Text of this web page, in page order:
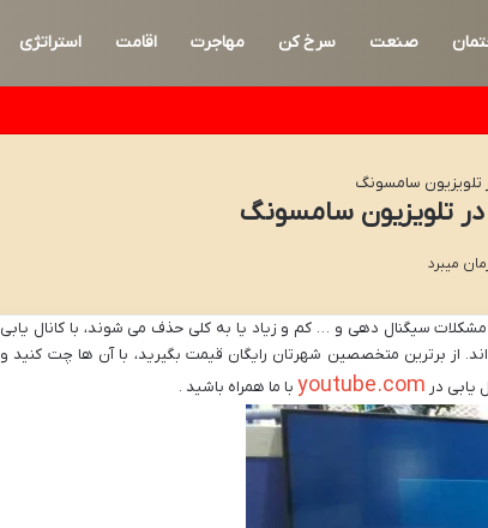
صنعت سرخ کن مهاجرت اقامت استراتژی
سامسونگ
تلویزیون سامسونگ
سیگنال دهی و … کم و زیاد یا به کلی حذف می شوند، با کانال یابی
از برترین متخصصین شهرتان رایگان قیمت بگیرید، با آن ها چت کنید و
یابی در youtube.com با ما همراه باشید .